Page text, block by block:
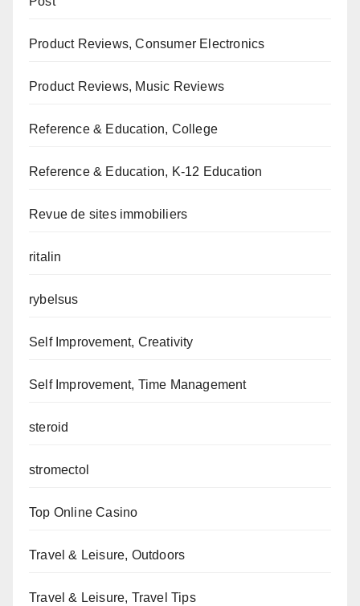
Product Reviews, Consumer Electronics
Product Reviews, Music Reviews
Reference & Education, College
Reference & Education, K-12 Education
Revue de sites immobiliers
ritalin
rybelsus
Self Improvement, Creativity
Self Improvement, Time Management
steroid
stromectol
Top Online Casino
Travel & Leisure, Outdoors
Travel & Leisure, Travel Tips